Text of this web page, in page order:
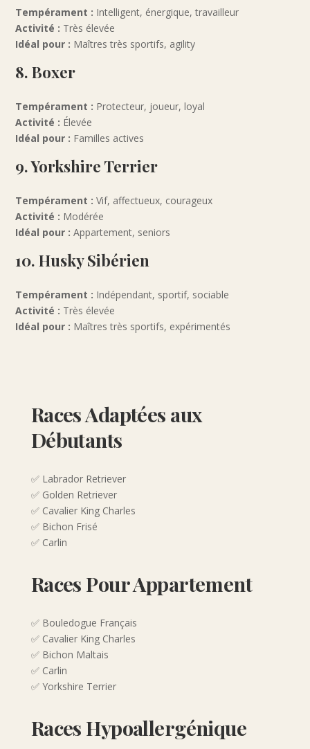
Tempérament : Intelligent, énergique, travailleur
Activité : Très élevée
Idéal pour : Maîtres très sportifs, agility
8. Boxer
Tempérament : Protecteur, joueur, loyal
Activité : Élevée
Idéal pour : Familles actives
9. Yorkshire Terrier
Tempérament : Vif, affectueux, courageux
Activité : Modérée
Idéal pour : Appartement, seniors
10. Husky Sibérien
Tempérament : Indépendant, sportif, sociable
Activité : Très élevée
Idéal pour : Maîtres très sportifs, expérimentés
Races Adaptées aux
Débutants
✅ Labrador Retriever
✅ Golden Retriever
✅ Cavalier King Charles
✅ Bichon Frisé
✅ Carlin
Races Pour Appartement
✅ Bouledogue Français
✅ Cavalier King Charles
✅ Bichon Maltais
✅ Carlin
✅ Yorkshire Terrier
Races Hypoallergénique